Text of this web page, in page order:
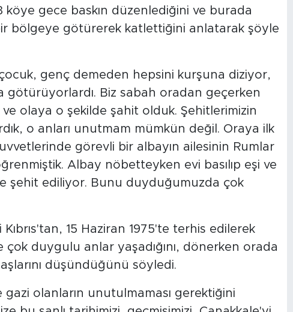
köye gece baskın düzenlediğini ve burada
bölgeye götürerek katlettiğini anlatarak şöyle
genç demeden hepsini kurşuna diziyor,
götürüyorlardı. Biz sabah oradan geçerken
olaya o şekilde şahit olduk. Şehitlerimizin
o anları unutmam mümkün değil. Oraya ilk
görevli bir albayın ailesinin Rumlar
Albay nöbetteyken evi basılıp eşi ve
şehit ediliyor. Bunu duyduğumuzda çok
15 Haziran 1975'te terhis edilerek
duygulu anlar yaşadığını, dönerken orada
düşündüğünü söyledi.
olanların unutulmaması gerektiğini